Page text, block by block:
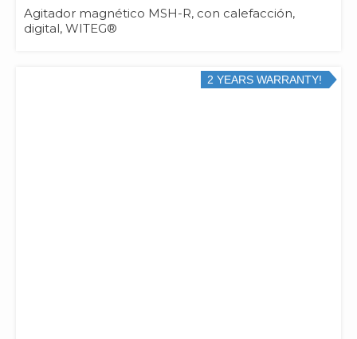
Agitador magnético MSH-R, con calefacción,
digital, WITEG®
2 YEARS WARRANTY!